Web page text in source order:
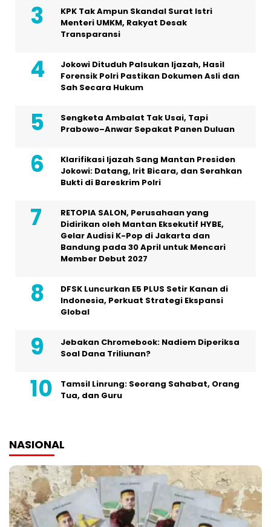
KPK Tak Ampun Skandal Surat Istri
Menteri UMKM, Rakyat Desak
Transparansi
Jokowi Dituduh Palsukan Ijazah, Hasil
Forensik Polri Pastikan Dokumen Asli dan
Sah Secara Hukum
Sengketa Ambalat Tak Usai, Tapi
Prabowo–Anwar Sepakat Panen Duluan
Klarifikasi Ijazah Sang Mantan Presiden
Jokowi: Datang, Irit Bicara, dan Serahkan
Bukti di Bareskrim Polri
RETOPIA SALON, Perusahaan yang
Didirikan oleh Mantan Eksekutif HYBE,
Gelar Audisi K-Pop di Jakarta dan
Bandung pada 30 April untuk Mencari
Member Debut 2027
DFSK Luncurkan E5 PLUS Setir Kanan di
Indonesia, Perkuat Strategi Ekspansi
Global
Jebakan Chromebook: Nadiem Diperiksa
Soal Dana Triliunan?
Tamsil Linrung: Seorang Sahabat, Orang
Tua, dan Guru
NASIONAL